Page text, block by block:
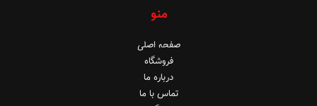
منو
صفحه اصلی
فروشگاه
درباره ما
تماس با ما